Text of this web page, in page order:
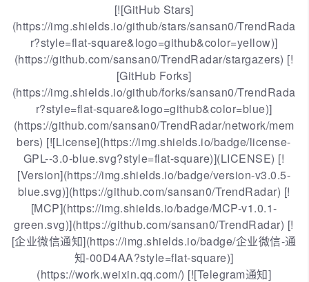
[![GitHub Stars]
(https://img.shields.io/github/stars/sansan0/TrendRada
r?style=flat-square&logo=github&color=yellow)]
(https://github.com/sansan0/TrendRadar/stargazers) [!
[GitHub Forks]
(https://img.shields.io/github/forks/sansan0/TrendRada
r?style=flat-square&logo=github&color=blue)]
(https://github.com/sansan0/TrendRadar/network/mem
bers) [![License](https://img.shields.io/badge/license-
GPL--3.0-blue.svg?style=flat-square)](LICENSE) [!
[Version](https://img.shields.io/badge/version-v3.0.5-
blue.svg)](https://github.com/sansan0/TrendRadar) [!
[MCP](https://img.shields.io/badge/MCP-v1.0.1-
green.svg)](https://github.com/sansan0/TrendRadar) [!
[企业微信通知](https://img.shields.io/badge/企业微信-通
知-00D4AA?style=flat-square)]
(https://work.weixin.qq.com/) [![Telegram通知]